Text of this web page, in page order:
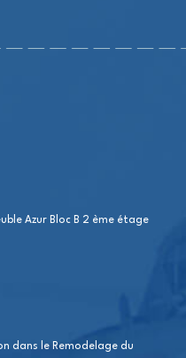
Azur Bloc B 2 ème étage
dans le Remodelage du